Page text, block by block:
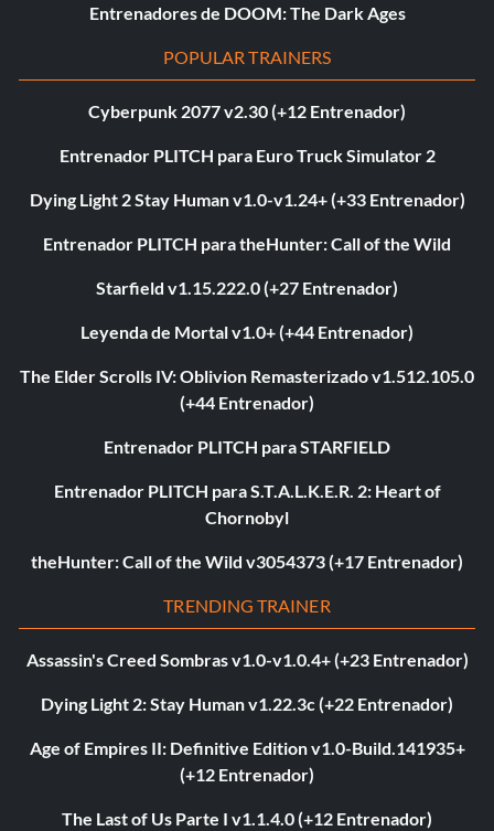
Entrenadores de DOOM: The Dark Ages
POPULAR TRAINERS
Cyberpunk 2077 v2.30 (+12 Entrenador)
Entrenador PLITCH para Euro Truck Simulator 2
Dying Light 2 Stay Human v1.0-v1.24+ (+33 Entrenador)
Entrenador PLITCH para theHunter: Call of the Wild
Starfield v1.15.222.0 (+27 Entrenador)
Leyenda de Mortal v1.0+ (+44 Entrenador)
The Elder Scrolls IV: Oblivion Remasterizado v1.512.105.0
(+44 Entrenador)
Entrenador PLITCH para STARFIELD
Entrenador PLITCH para S.T.A.L.K.E.R. 2: Heart of
Chornobyl
theHunter: Call of the Wild v3054373 (+17 Entrenador)
TRENDING TRAINER
Assassin's Creed Sombras v1.0-v1.0.4+ (+23 Entrenador)
Dying Light 2: Stay Human v1.22.3c (+22 Entrenador)
Age of Empires II: Definitive Edition v1.0-Build.141935+
(+12 Entrenador)
The Last of Us Parte I v1.1.4.0 (+12 Entrenador)